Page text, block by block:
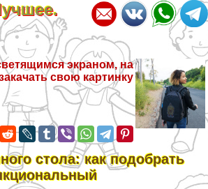
экраном, на
свою картинку
стола: как подобрать